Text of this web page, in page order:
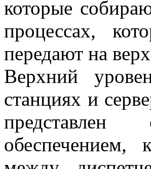
которые
процессах,
передают на
Верхний
станциях и
представлен
обеспечением,